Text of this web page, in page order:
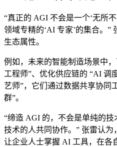
“真正的 AGI 不会是一个‘无所
领域专精的‘AI 专家’的集合。”
生态属性。
例如，未来的智能制造场景中
工程师”、优化供应链的 “AI 调
艺师”，它们通过数据共享协同
群”。
“缔造 AGI 的，不会是单纯的
技术的人共同协作。” 张雷认为
让企业人士掌握 AI 工具，在各